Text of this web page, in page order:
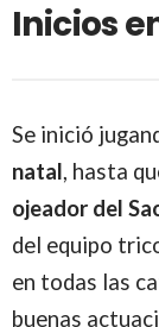
Inicios
Se inició
natal, hasta
ojeador del
del equipo
en todas las
buenas